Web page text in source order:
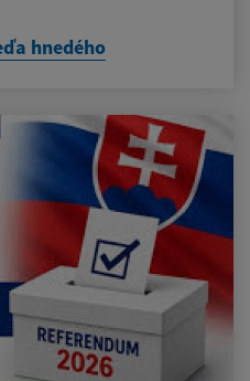
hnedého